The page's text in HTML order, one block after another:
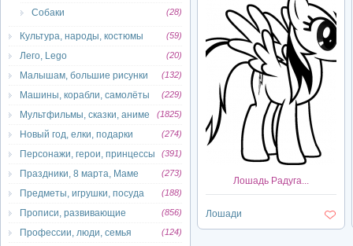
Собаки (28)
Культура, народы, костюмы (59)
Лего, Lego (20)
Малышам, большие рисунки (132)
Машины, корабли, самолёты (229)
Мультфильмы, сказки, аниме (1825)
Новый год, елки, подарки (274)
Персонажи, герои, принцессы (391)
Праздники, 8 марта, Маме (273)
Предметы, игрушки, посуда (188)
Прописи, развивающие (856)
Профессии, люди, семья (124)
Лошадь Радуга...
Лошади